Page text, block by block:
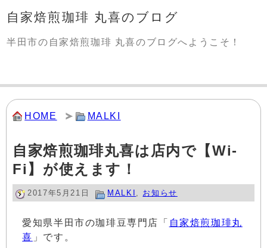
自家焙煎珈琲 丸喜のブログ
半田市の自家焙煎珈琲 丸喜のブログへようこそ！
HOME MALKI
自家焙煎珈琲丸喜は店内で【Wi-
Fi】が使えます！
2017年5月21日 MALKI , お知らせ
愛知県半田市の珈琲豆専門店「 自家焙煎珈琲丸
喜 」です。